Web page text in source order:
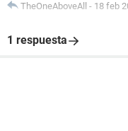
TheOneAboveAll - 18 feb
1 respuesta